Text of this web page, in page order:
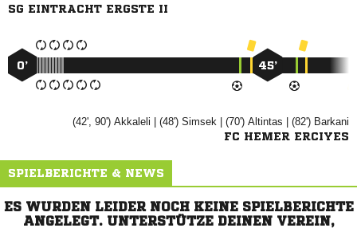
SG EINTRACHT ERGSTE II
0’ 45’
(42', 90')  | (48')  | (70')  | (82') 
FC HEMER ERCIYES
SPIELBERICHTE & NEWS
ES WURDEN LEIDER NOCH KEINE SPIELBERICHTE
ANGELEGT. UNTERSTÜTZE DEINEN VEREIN,